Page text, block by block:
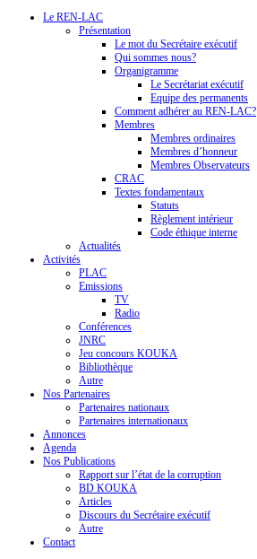
Le REN-LAC
Présentation
Le mot du Secrétaire exécutif
Qui sommes nous?
Organigramme
Le Secrétariat exécutif
Equipe des permanents
Comment adhérer au REN-LAC?
Membres
Membres ordinaires
Membres d’honneur
Membres Observateurs
CRAC
Textes fondamentaux
Statuts
Règlement intérieur
Code éthique interne
Actualités
Activités
PLAC
Emissions
TV
Radio
Conférences
JNRC
Jeu concours KOUKA
Bibliothèque
Autre
Nos Partenaires
Partenaires nationaux
Partenaires internationaux
Annonces
Agenda
Nos Publications
Rapport sur l’état de la corruption
BD KOUKA
Articles
Discours du Secrétaire exécutif
Autre
Contact